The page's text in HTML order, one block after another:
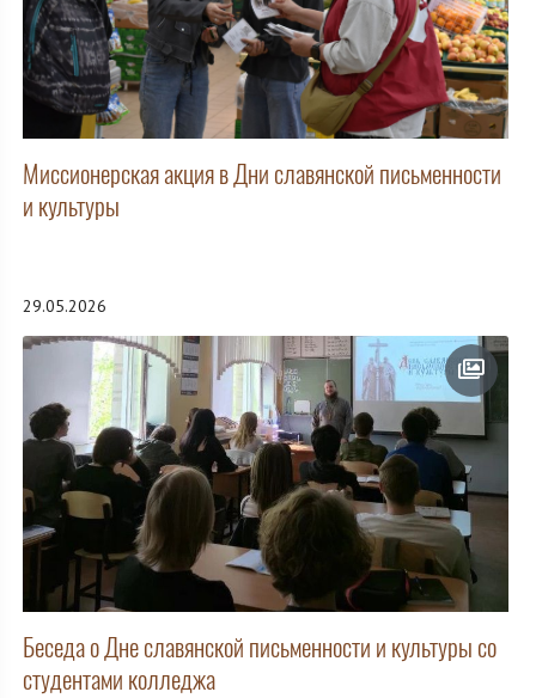
Миссионерская акция в Дни славянской письменности
и культуры
29.05.2026
Беседа о Дне славянской письменности и культуры со
студентами колледжа